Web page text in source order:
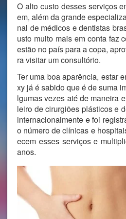
O alto custo desses serviços
em, além da grande
nal de médicos e dentistas
usto muito mais em conta faz
estão no país para a copa,
ra visitar um consultório.
Ter uma boa aparência, estar
xy já é sabido que é de suma
lgumas vezes até de maneira
leiro de cirurgiões plásticos e
internacionalmente e foi
o número de clínicas e
ecem esses serviços e
anos.